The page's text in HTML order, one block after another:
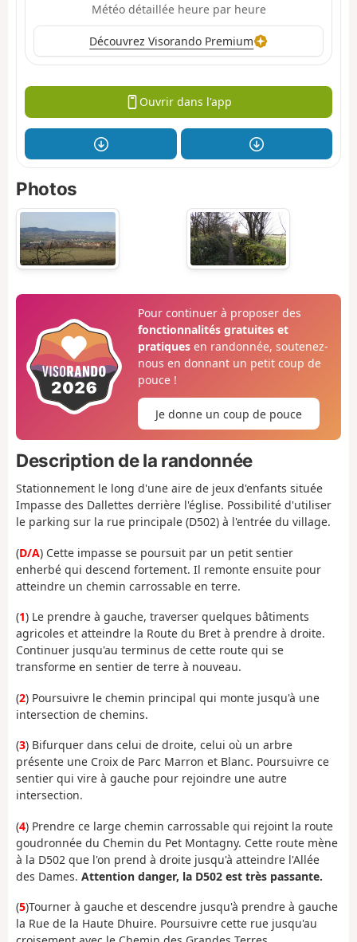
Météo détaillée heure par heure
Découvrez Visorando Premium
Ouvrir dans l'app
Photos
Pour continuer à proposer des
fonctionnalités gratuites et
pratiquesen randonnée, soutenez-
nous en donnant un petit coup de
pouce !
Je donne un coup de pouce
Description de la randonnée
Stationnement le long d'une aire de jeux d'enfants située
Impasse des Dallettes derrière l'église. Possibilité d'utiliser
le parking sur la rue principale (D502) à l'entrée du village.
(D/A) Cette impasse se poursuit par un petit sentier
enherbé qui descend fortement. Il remonte ensuite pour
atteindre un chemin carrossable en terre.
(1) Le prendre à gauche, traverser quelques bâtiments
agricoles et atteindre la Route du Bret à prendre à droite.
Continuer jusqu'au terminus de cette route qui se
transforme en sentier de terre à nouveau.
(2) Poursuivre le chemin principal qui monte jusqu'à une
intersection de chemins.
(3) Bifurquer dans celui de droite, celui où un arbre
présente une Croix de Parc Marron et Blanc. Poursuivre ce
sentier qui vire à gauche pour rejoindre une autre
intersection.
(4) Prendre ce large chemin carrossable qui rejoint la route
goudronnée du Chemin du Pet Montagny. Cette route mène
à la D502 que l'on prend à droite jusqu'à atteindre l'Allée
des Dames. Attention danger, la D502 est très passante.
(5)Tourner à gauche et descendre jusqu'à prendre à gauche
la Rue de la Haute Dhuire. Poursuivre cette rue jusqu'au